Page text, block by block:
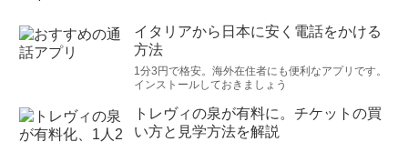
イタリアから日本に安く電話をかける
方法
1分3円で格安。海外在住者にも便利なアプリです。
インストールしておきましょう
トレヴィの泉が有料に。チケットの買
い方と見学方法を解説